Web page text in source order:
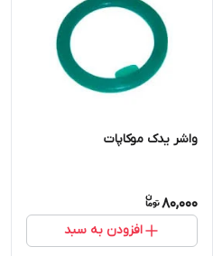
واشر یدک موکاپات
80,000
افزودن به سبد